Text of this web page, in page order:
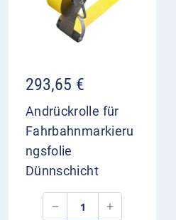
293,65 €
Andrückrolle für
Fahrbahnmarkieru
ngsfolie
Dünnschicht